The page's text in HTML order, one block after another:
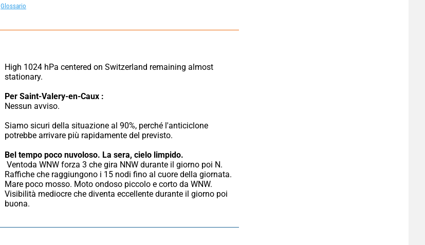
Glossario
High 1024 hPa centered on Switzerland remaining almost
stationary.
Per Saint-Valery-en-Caux :
Nessun avviso.
Siamo sicuri della situazione al 90%, perché l'anticiclone
potrebbe arrivare più rapidamente del previsto.
Bel tempo poco nuvoloso. La sera, cielo limpido.
Raffiche che raggiungono i 15 nodi fino al cuore della giornata.
Mare poco mosso. Moto ondoso piccolo e corto da WNW.
Visibilità mediocre che diventa eccellente durante il giorno poi
buona.